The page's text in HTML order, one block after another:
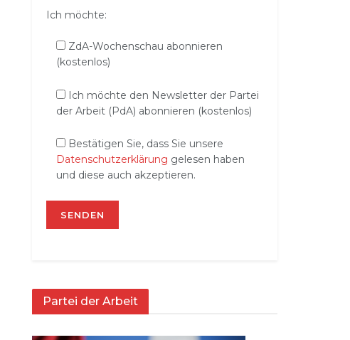
Ich möchte:
ZdA-Wochenschau abonnieren
(kostenlos)
Ich möchte den Newsletter der Partei
der Arbeit (PdA) abonnieren (kostenlos)
Bestätigen Sie, dass Sie unsere
Datenschutzerklärung gelesen haben
und diese auch akzeptieren.
Partei der Arbeit